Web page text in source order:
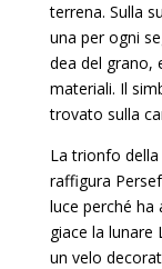
terrena. Sulla
una per ogni
dea del grano,
materiali. Il
trovato sulla
La trionfo
raffigura
luce perché ha
giace la lunare
un velo